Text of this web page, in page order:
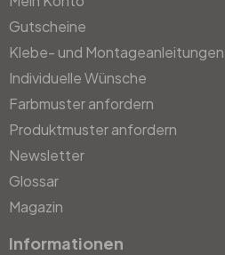
Gutscheine
Klebe- und Montageanleitungen
Individuelle Wünsche
Farbmuster anfordern
Produktmuster anfordern
Newsletter
Glossar
Magazin
Informationen